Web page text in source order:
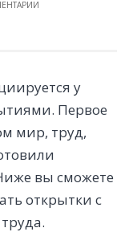
у
Первое
мир, труд,
вы сможете
открытки с